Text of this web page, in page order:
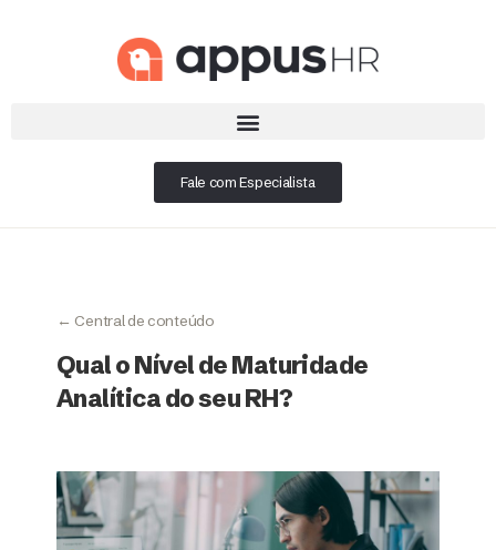
Fale com Especialista
← Central de conteúdo
Qual o Nível de Maturidade
Analítica do seu RH?